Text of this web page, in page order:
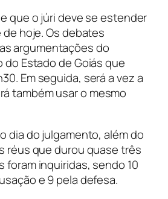
que o júri deve se estender
hoje. Os debates
argumentações do
do Estado de Goiás que
Em seguida, será a vez a
também usar o mesmo
dia do julgamento, além do
réus que durou quase três
foram inquiridas, sendo 10
e 9 pela defesa.